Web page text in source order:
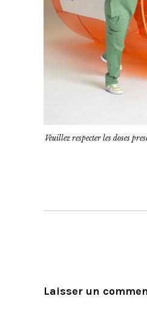
Veuillez respecter les doses
Laisser un